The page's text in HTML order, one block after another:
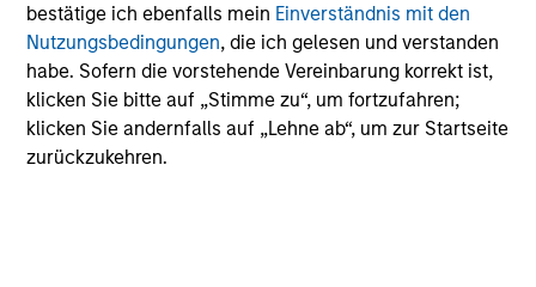
bestätige ich ebenfalls mein Einverständnis mit den
Nutzungsbedingungen, die ich gelesen und verstanden
habe. Sofern die vorstehende Vereinbarung korrekt ist,
klicken Sie bitte auf „Stimme zu“, um fortzufahren;
klicken Sie andernfalls auf „Lehne ab“, um zur Startseite
zurückzukehren.
Vice President
+41 44 588-1023
Simone.Torsello@morganstanley.co
m